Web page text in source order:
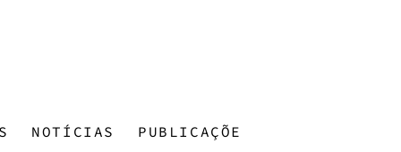
NOTÍCIAS PUBLICAÇÕES